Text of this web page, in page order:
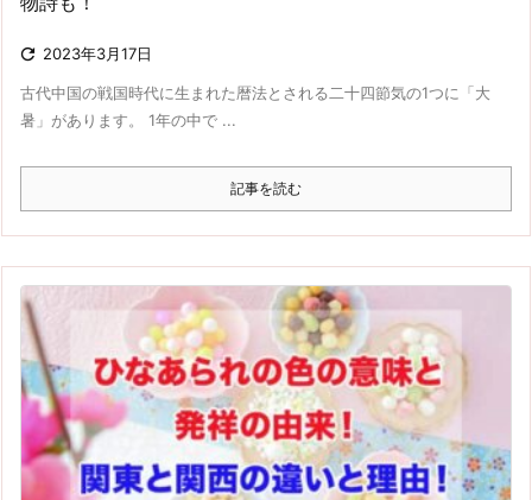
 2023年3月17日
古代中国の戦国時代に生まれた暦法とされる二十四節気の1つに「大
暑」があります。 1年の中で ...
記事を読む